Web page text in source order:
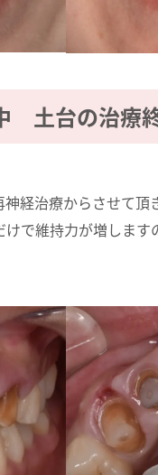
土台の治療
経治療からさせて
で維持力が増しま